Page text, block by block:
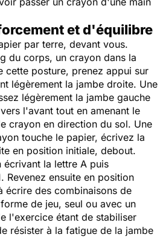
et d'équilibre
par terre, devant vous.
du corps, un crayon dans la
cette posture, prenez appui sur
légèrement la jambe droite. Une
légèrement la jambe gauche
l'avant tout en amenant le
crayon en direction du sol. Une
touche le papier, écrivez la
en position initiale, debout.
écrivant la lettre A puis
Revenez ensuite en position
écrire des combinaisons de
de jeu, seul ou avec un
l'exercice étant de stabiliser
résister à la fatigue de la jambe